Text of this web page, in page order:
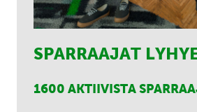
SPARRAAJAT
1600 AKTIIVISTA